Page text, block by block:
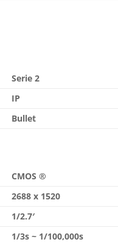
Serie 2
IP
Bullet
CMOS ®
2688 x 1520
1/2.7′
1/3s ~ 1/100,000s